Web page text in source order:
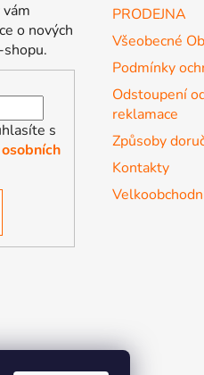
o nových
s
PRODEJNA
Všeobecné
Podmínky
Odstoupení
reklamace
Způsoby
Kontakty